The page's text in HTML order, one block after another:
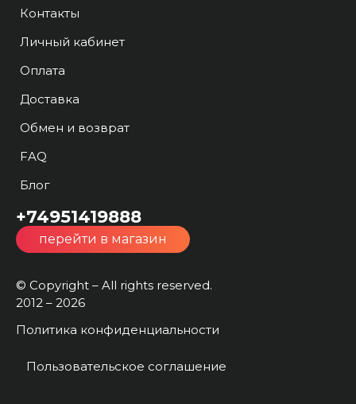
Контакты
Личный кабинет
Оплата
Доставка
Обмен и возврат
FAQ
Блог
+74951419888
перейти в магазин
© Copyright – All rights reserved.
2012 – 2026
Политика конфиденциальности
Пользовательское соглашение